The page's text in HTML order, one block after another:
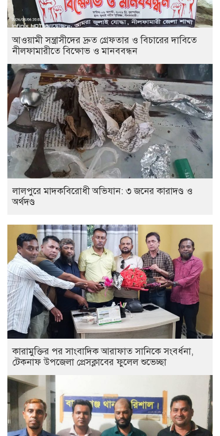
আওয়ামী সন্ত্রাসীদের দ্রুত গ্রেফতার ও বিচারের দাবিতে
নীলফামারীতে বিক্ষোভ ও মানববন্ধন
লালপুরে মাদকবিরোধী অভিযান: ৩ জনের কারাদণ্ড ও
অর্থদণ্ড
কারামুক্তির পর সাংবাদিক আরাফাত সানিকে সংবর্ধনা,
টেকনাফ উপজেলা প্রেসক্লাবের ফুলেল শুভেচ্ছা